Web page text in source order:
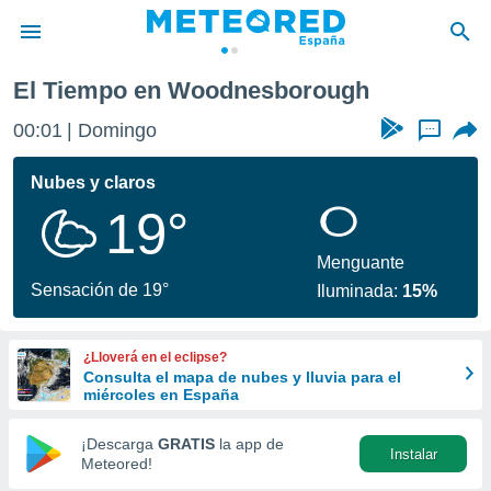
de
por
se
calidad.
a este
las
y
forma
digital
basada
El Tiempo en Woodnesborough
00:01 Domingo ...
Nubes y claros
19°
Sensación de 19°
Menguante
Iluminada: 15%
¿Lloverá en el eclipse?
Consulta el mapa de nubes y lluvia para el
miércoles en España
¡Descarga GRATIS la app de
Meteored!
Instalar